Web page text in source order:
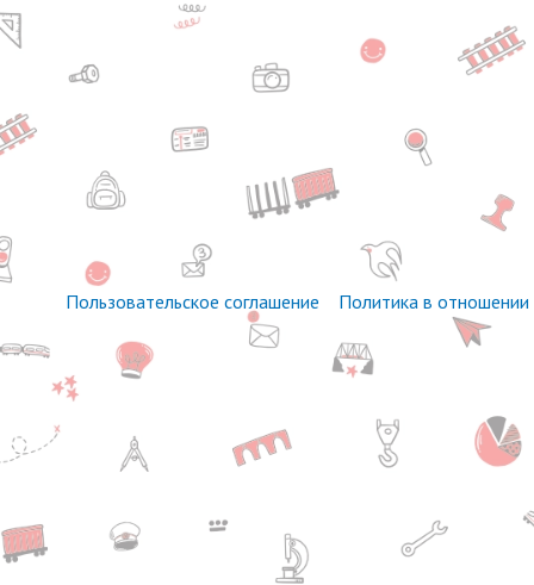
Пользовательское соглашение Политика в